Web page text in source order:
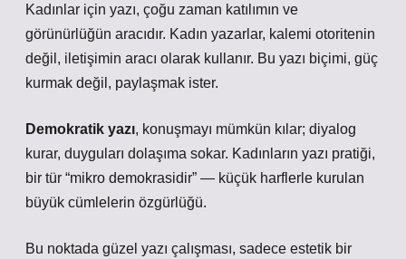
Kadınlar için yazı, çoğu zaman katılımın ve
görünürlüğün aracıdır. Kadın yazarlar, kalemi otoritenin
değil, iletişimin aracı olarak kullanır. Bu yazı biçimi, güç
kurmak değil, paylaşmak ister.
Demokratik yazı, konuşmayı mümkün kılar; diyalog
kurar, duyguları dolaşıma sokar. Kadınların yazı pratiği,
bir tür “mikro demokrasidir” — küçük harflerle kurulan
büyük cümlelerin özgürlüğü.
Bu noktada güzel yazı çalışması, sadece estetik bir